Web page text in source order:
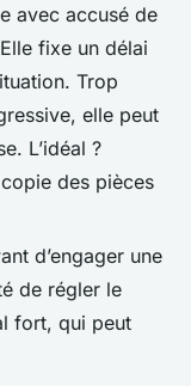
avec accusé de
fixe un délai
Trop
elle peut
L’idéal ?
des pièces
d’engager une
de régler le
fort, qui peut